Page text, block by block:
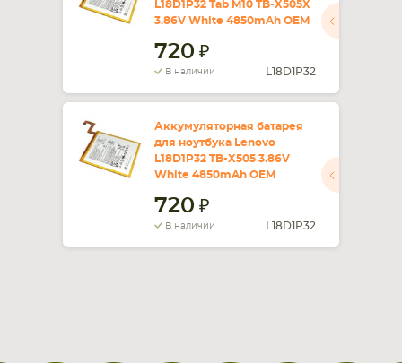
СМАРТФОНА КОМПЛЕКТУЮЩИЕ
L18D1P32 Tab M10 TB-X505X
3.86V White 4850mAh OEM
720
В наличии L18D1P32
Аккумуляторная батарея
для ноутбука Lenovo
L18D1P32 TB-X505 3.86V
White 4850mAh OEM
720
В наличии L18D1P32